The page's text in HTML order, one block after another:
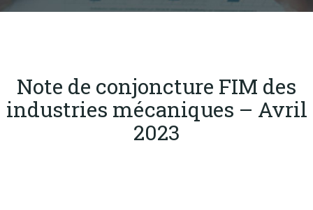
Produits
Publications
Actualités
Note de conjoncture FIM des
industries mécaniques – Avril
2023